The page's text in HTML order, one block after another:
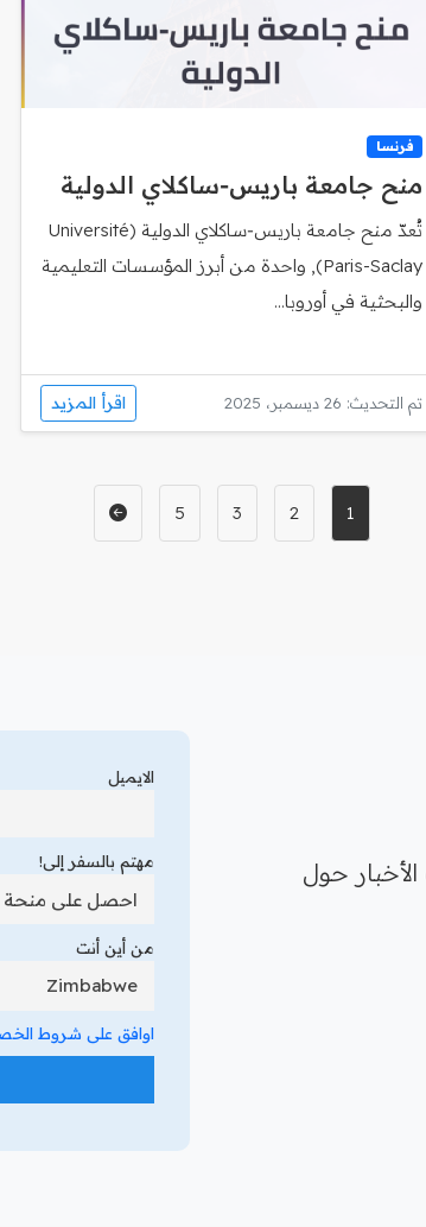
فرنسا
منح جامعة باريس‑ساكلاي الدولية
تُعدّ منح جامعة باريس‑ساكلاي الدولية (Université
Paris-Saclay), واحدة من أبرز المؤسسات التعليمية
والبحثية في أوروبا...
تم التحديث: 26 ديسمبر، 2025 اقرأ المزيد
1
2
3
5
حول
الايميل
مهتم بالسفر إلى!
من أين أنت
اوافق على شروط